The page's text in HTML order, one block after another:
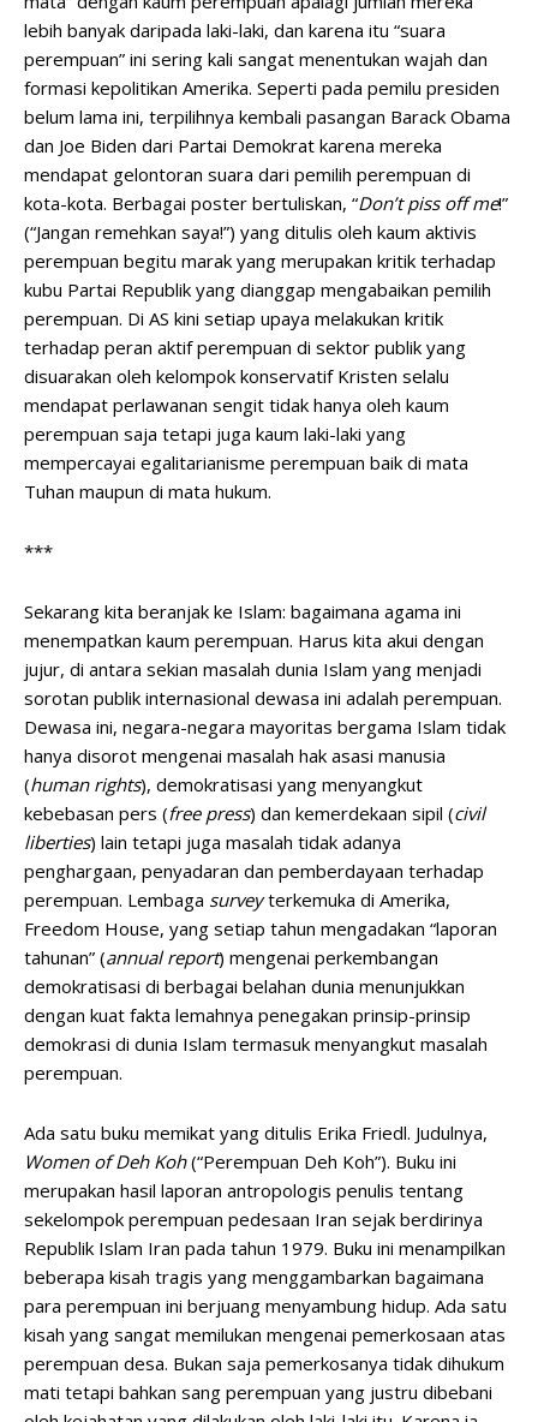
lebih banyak daripada laki-laki, dan karena itu “suara
perempuan” ini sering kali sangat menentukan wajah dan
formasi kepolitikan Amerika. Seperti pada pemilu presiden
belum lama ini, terpilihnya kembali pasangan Barack Obama
dan Joe Biden dari Partai Demokrat karena mereka
mendapat gelontoran suara dari pemilih perempuan di
kota-kota. Berbagai poster bertuliskan, “Don’t piss off me!”
(“Jangan remehkan saya!”) yang ditulis oleh kaum aktivis
perempuan begitu marak yang merupakan kritik terhadap
kubu Partai Republik yang dianggap mengabaikan pemilih
perempuan. Di AS kini setiap upaya melakukan kritik
terhadap peran aktif perempuan di sektor publik yang
disuarakan oleh kelompok konservatif Kristen selalu
mendapat perlawanan sengit tidak hanya oleh kaum
perempuan saja tetapi juga kaum laki-laki yang
mempercayai egalitarianisme perempuan baik di mata
Tuhan maupun di mata hukum.
***
Sekarang kita beranjak ke Islam: bagaimana agama ini
menempatkan kaum perempuan. Harus kita akui dengan
jujur, di antara sekian masalah dunia Islam yang menjadi
sorotan publik internasional dewasa ini adalah perempuan.
Dewasa ini, negara-negara mayoritas bergama Islam tidak
hanya disorot mengenai masalah hak asasi manusia
(human rights), demokratisasi yang menyangkut
kebebasan pers (free press) dan kemerdekaan sipil (civil
liberties) lain tetapi juga masalah tidak adanya
penghargaan, penyadaran dan pemberdayaan terhadap
perempuan. Lembaga surveyterkemuka di Amerika,
Freedom House, yang setiap tahun mengadakan “laporan
tahunan” (annual report) mengenai perkembangan
demokratisasi di berbagai belahan dunia menunjukkan
dengan kuat fakta lemahnya penegakan prinsip-prinsip
demokrasi di dunia Islam termasuk menyangkut masalah
perempuan.
Ada satu buku memikat yang ditulis Erika Friedl. Judulnya,
Women of Deh Koh(“Perempuan Deh Koh”). Buku ini
merupakan hasil laporan antropologis penulis tentang
sekelompok perempuan pedesaan Iran sejak berdirinya
Republik Islam Iran pada tahun 1979. Buku ini menampilkan
beberapa kisah tragis yang menggambarkan bagaimana
para perempuan ini berjuang menyambung hidup. Ada satu
kisah yang sangat memilukan mengenai pemerkosaan atas
perempuan desa. Bukan saja pemerkosanya tidak dihukum
mati tetapi bahkan sang perempuan yang justru dibebani